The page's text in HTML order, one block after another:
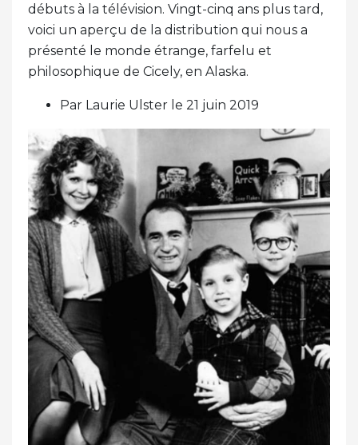
débuts à la télévision. Vingt-cinq ans plus tard,
voici un aperçu de la distribution qui nous a
présenté le monde étrange, farfelu et
philosophique de Cicely, en Alaska.
Par Laurie Ulster le 21 juin 2019